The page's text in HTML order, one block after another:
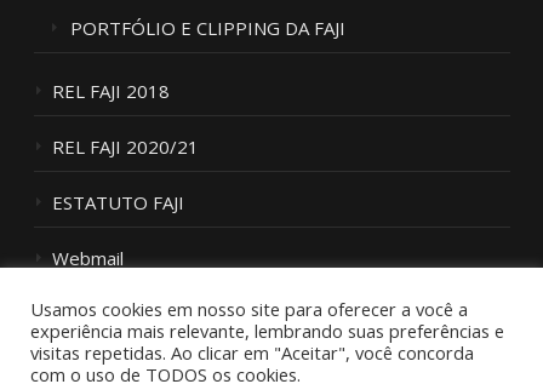
PORTFÓLIO E CLIPPING DA FAJI
REL FAJI 2018
REL FAJI 2020/21
ESTATUTO FAJI
Webmail
Fale Conosco
Usamos cookies em nosso site para oferecer a você a
experiência mais relevante, lembrando suas preferências e
visitas repetidas. Ao clicar em "Aceitar", você concorda
com o uso de TODOS os cookies.